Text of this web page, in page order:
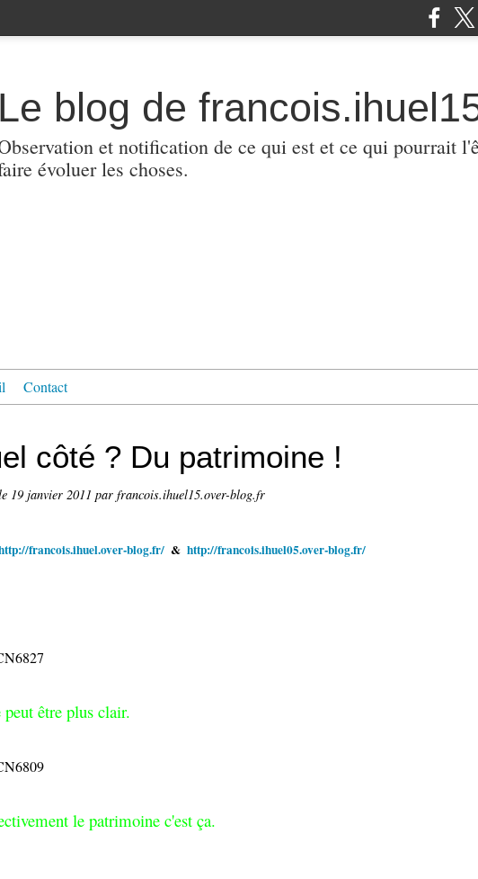
Le blog de
et notification de ce qui est et ce qui pourrait
évoluer les choses.
Contact
côté ? Du patrimoine !
19 janvier 2011 par francois.ihuel15.over-blog.fr
francois.ihuel.over-blog.fr/ & http://francois.ihuel05.over-blog.fr/
peut être plus clair.
le patrimoine c'est ça.